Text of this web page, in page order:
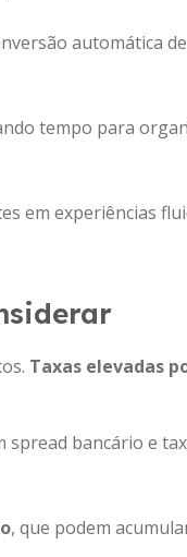
automática
tempo para
em experiências
Taxas elevadas
spread bancário e
, que podem